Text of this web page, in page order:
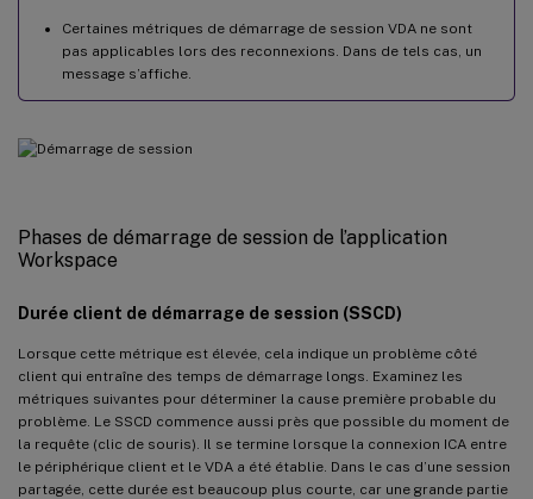
Certaines métriques de démarrage de session VDA ne sont
pas applicables lors des reconnexions. Dans de tels cas, un
message s’affiche.
Phases de démarrage de session de l’application
Workspace
Durée client de démarrage de session (SSCD)
Lorsque cette métrique est élevée, cela indique un problème côté
client qui entraîne des temps de démarrage longs. Examinez les
métriques suivantes pour déterminer la cause première probable du
problème. Le SSCD commence aussi près que possible du moment de
la requête (clic de souris). Il se termine lorsque la connexion ICA entre
le périphérique client et le VDA a été établie. Dans le cas d’une session
partagée, cette durée est beaucoup plus courte, car une grande partie